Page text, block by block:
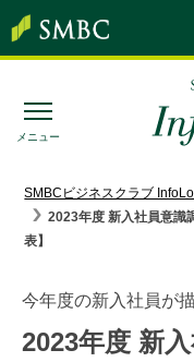
メニュー
SMBCビジネスクラブ
2023年度 新入社員意識
表】
今年度の新入社員が
2023年度 新